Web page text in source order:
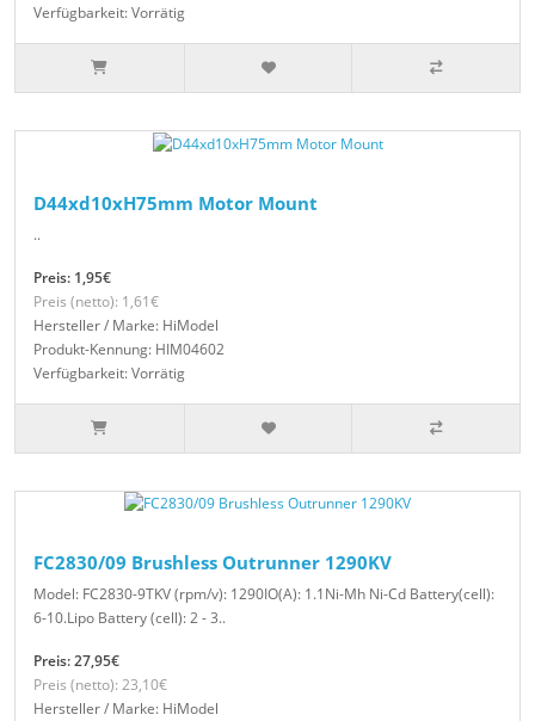
Verfügbarkeit: Vorrätig
D44xd10xH75mm Motor Mount
..
Preis: 1,95€
Preis (netto): 1,61€
Hersteller / Marke: HiModel
Produkt-Kennung: HIM04602
Verfügbarkeit: Vorrätig
FC2830/09 Brushless Outrunner 1290KV
Model: FC2830-9TKV (rpm/v): 1290IO(A): 1.1Ni-Mh Ni-Cd Battery(cell):
6-10.Lipo Battery (cell): 2 - 3..
Preis: 27,95€
Preis (netto): 23,10€
Hersteller / Marke: HiModel